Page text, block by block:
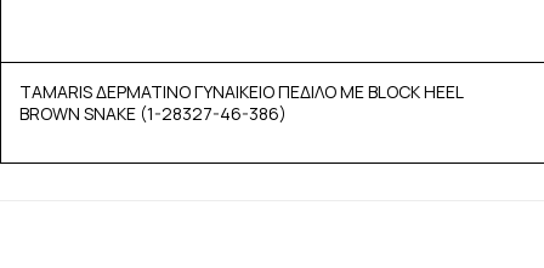
TAMARIS ΔΕΡΜΑΤΙΝΟ ΓΥΝΑΙΚΕΙΟ ΠΕΔΙΛΟ ΜΕ BLOCK HEEL
BROWN SNAKE (1-28327-46-386)